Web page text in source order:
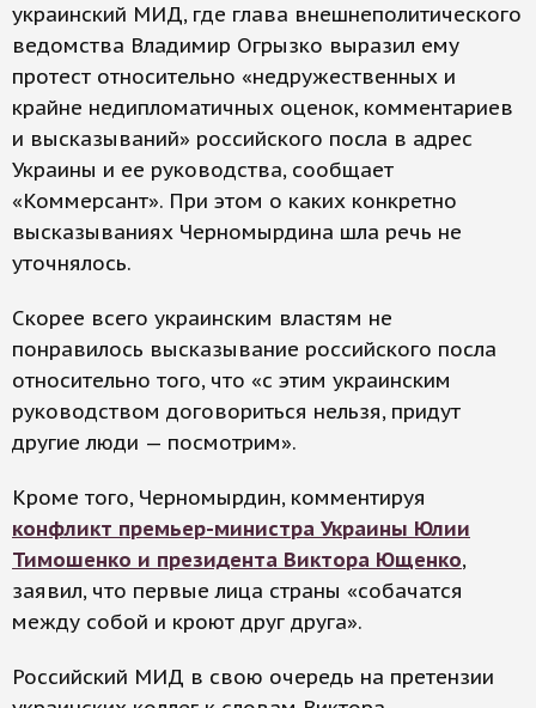
украинский МИД, где глава внешнеполитического
ведомства Владимир Огрызко выразил ему
протест относительно «недружественных и
крайне недипломатичных оценок, комментариев
и высказываний» российского посла в адрес
Украины и ее руководства, сообщает
«Коммерсант». При этом о каких конкретно
высказываниях Черномырдина шла речь не
уточнялось.
Скорее всего украинским властям не
понравилось высказывание российского посла
относительно того, что «с этим украинским
руководством договориться нельзя, придут
другие люди — посмотрим».
Кроме того, Черномырдин, комментируя
конфликт премьер-министра Украины Юлии
Тимошенко и президента Виктора Ющенко,
заявил, что первые лица страны «собачатся
между собой и кроют друг друга».
Российский МИД в свою очередь на претензии